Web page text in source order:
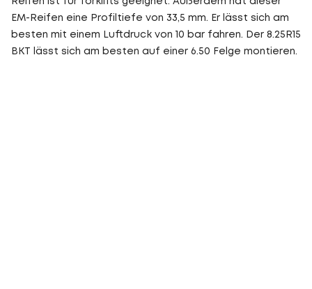
EM-Reifen eine Profiltiefe von 33,5 mm. Er lässt sich am
besten mit einem Luftdruck von 10 bar fahren. Der 8.25R15
BKT lässt sich am besten auf einer 6.50 Felge montieren.